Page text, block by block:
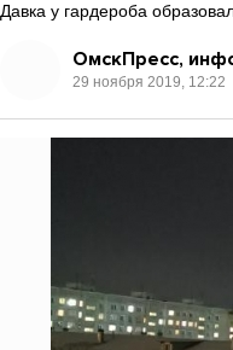
Давка у гардероба
ОмскПресс,
29 ноября 2019, 12:22